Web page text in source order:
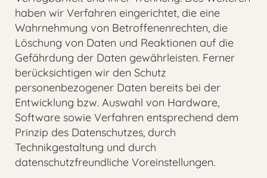
haben wir Verfahren eingerichtet, die eine
Wahrnehmung von Betroffenenrechten, die
Löschung von Daten und Reaktionen auf die
Gefährdung der Daten gewährleisten. Ferner
berücksichtigen wir den Schutz
personenbezogener Daten bereits bei der
Entwicklung bzw. Auswahl von Hardware,
Software sowie Verfahren entsprechend dem
Prinzip des Datenschutzes, durch
Technikgestaltung und durch
datenschutzfreundliche Voreinstellungen.